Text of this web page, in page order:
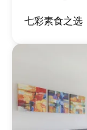
七彩素食之选